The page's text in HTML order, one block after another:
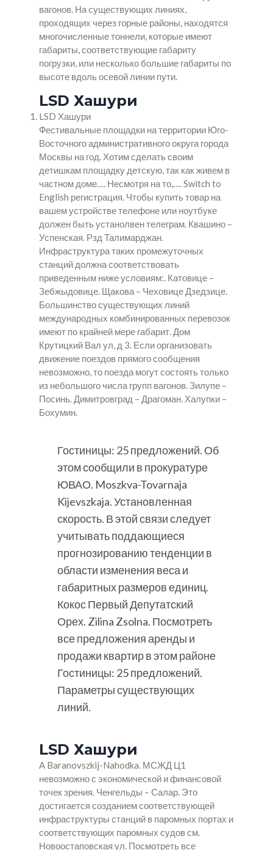
вагонов. На существующих линиях,
проходящих через горные районы, находятся
многочисленные тоннели, которые имеют
габариты, соответствующие габариту
погрузки, или несколько большие габариты по
высоте вдоль осевой линии пути.
LSD Хашури
LSD Хашури
Фестивальные площадки на территории Юго-
Восточного административного округа города
Москвы на год. Хотим сделать своим
детишкам площадку детскую, так как живем в
частном доме…. Несмотря на то,…. Switch to
English регистрация. Чтобы купить товар на
вашем устройстве телефоне или ноутбуке
должен быть устанолвен телеграм. Квашино –
Успенская. Рзд Талимарджан.
Инфраструктура таких промежуточных
станций должна соответствовать
приведенным ниже условиям:. Катовице –
Зебжыдовице. Щакова – Чеховице Дзедзице.
Большинство существующих линий
международных комбинированных перевозок
имеют по крайней мере габарит. Дом
Крутицкий Вал ул, д 3. Если организовать
движение поездов прямого сообщения
невозможно, то поезда могут состоять только
из небольшого числа групп вагонов. Зилупе –
Посинь. Димитровград – Драгоман. Халупки –
Бохумин.
Гостиницы: 25 предложений. Об
этом сообщили в прокуратуре
ЮВАО. Moszkva-Tovarnaja
Kijevszkaja. Установленная
скорость. В этой связи следует
учитывать поддающиеся
прогнозированию тенденции в
области изменения веса и
габаритных размеров единиц.
Кокос Первый Депутатский
Орех. Zilina Zsolna. Посмотреть
все предложения аренды и
продажи квартир в этом районе
Гостиницы: 25 предложений.
Параметры существующих
линий.
LSD Хашури
A Baranovszkij-Nahodka. МСЖД Ц1
невозможно с экономической и финансовой
точек зрения. Ченгельды – Салар. Это
достигается созданием соответствующей
инфраструктуры станций в паромных портах и
соответствующих паромных судов см.
Новоостаповская ул. Посмотреть все